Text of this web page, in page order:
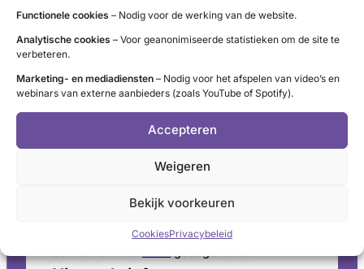
Functionele cookies – Nodig voor de werking van de website.
Analytische cookies – Voor geanonimiseerde statistieken om de site te
verbeteren.
Marketing- en mediadiensten – Nodig voor het afspelen van video’s en
webinars van externe aanbieders (zoals YouTube of Spotify).
Accepteren
Weigeren
Bekijk voorkeuren
CookiesPrivacybeleid
info@schildklier.nl
Postbus 60, 3940 AB Doorn
Schildkliertelefoon
Voor een luisterend oor, informatie en
vragen. Ga naar de openingstijden
Pers
Voor persinformatie en mediaverzoeken bekijk
perspagina .